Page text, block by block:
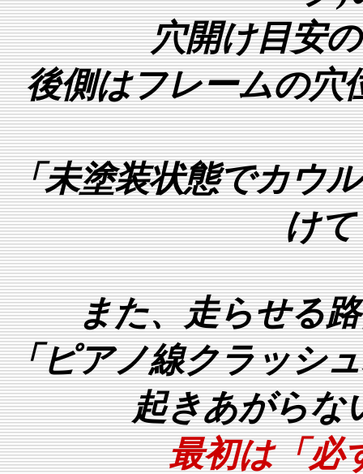
穴開け目安
後側はフレームの穴
「未塗装状態でカウ
け
また、走らせる
「ピアノ線クラッシ
起きあがらな
最初は「必